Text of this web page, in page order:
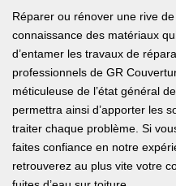
Réparer ou rénover une rive
connaissance des matériaux
d’entamer les travaux de
professionnels de GR
méticuleuse de l’état général
permettra ainsi d’apporter les
traiter chaque problème. Si
faites confiance en notre
retrouverez au plus vite votre